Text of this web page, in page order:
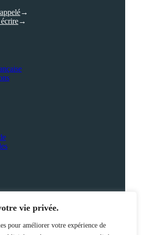
vie privée.
pour améliorer votre expérience de